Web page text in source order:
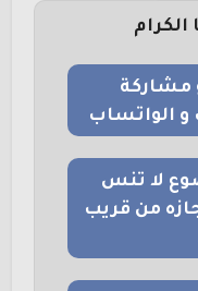
الكرام
مشاركة
الواتساب
لا تنس
من قريب